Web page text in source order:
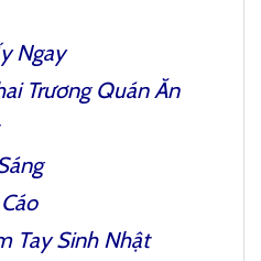
Ngay
Trương Quán Ăn
Tay Sinh Nhật